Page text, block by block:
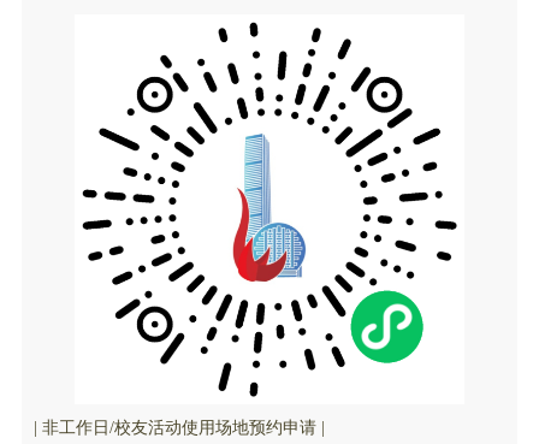
| 非工作日/校友活动使用场地预约申请 |